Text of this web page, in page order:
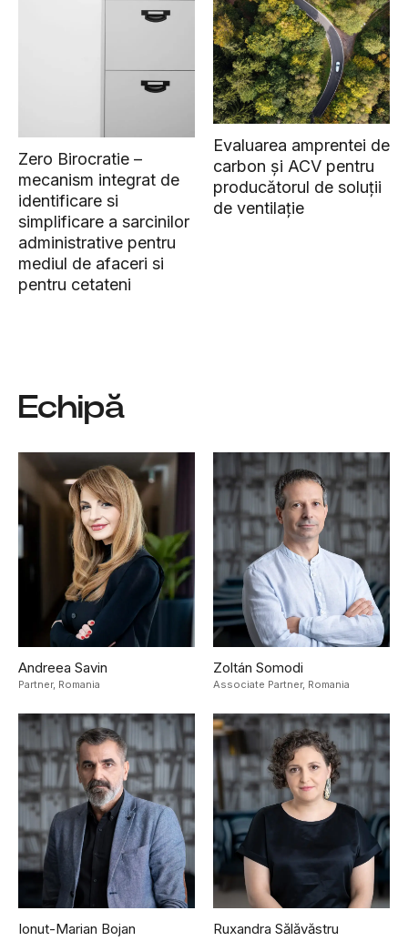
Zero Birocratie –
mecanism integrat de
identificare si
simplificare a sarcinilor
administrative pentru
mediul de afaceri si
pentru cetateni
Evaluarea amprentei de
carbon și ACV pentru
producătorul de soluții
de ventilație
Echipă
Andreea Savin
Partner, Romania
Zoltán Somodi
Associate Partner, Romania
Ionut-Marian Bojan Ruxandra Sălăvăstru